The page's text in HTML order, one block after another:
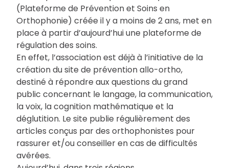
(Plateforme de Prévention et Soins en
Orthophonie) créée il y a moins de 2 ans, met en
place à partir d’aujourd’hui une plateforme de
régulation des soins.
En effet, l’association est déjà à l’initiative de la
création du site de prévention allo-ortho,
destiné à répondre aux questions du grand
public concernant le langage, la communication,
la voix, la cognition mathématique et la
déglutition. Le site publie régulièrement des
articles conçus par des orthophonistes pour
rassurer et/ou conseiller en cas de difficultés
avérées.